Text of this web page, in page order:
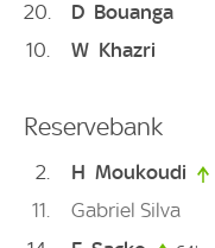
20 D Bouanga
10
W Khazri
Reservebank
2 H Moukoudi
11
Gabriel Silva